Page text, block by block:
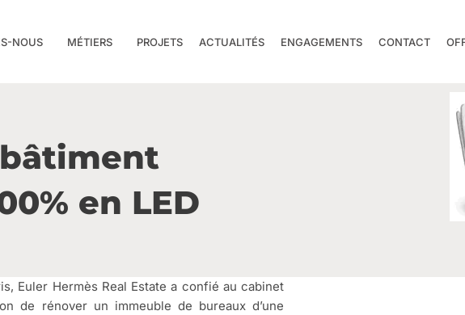
NOUS MÉTIERS PROJETS ACTUALITÉS ENGAGEMENTS CONTACT
en LED
Euler Hermès Real Estate a confié au cabinet
de rénover un immeuble de bureaux d’une